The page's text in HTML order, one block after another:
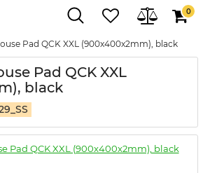
0
Pad QCK XXL (900x400x2mm), black
Pad QCK XXL
black